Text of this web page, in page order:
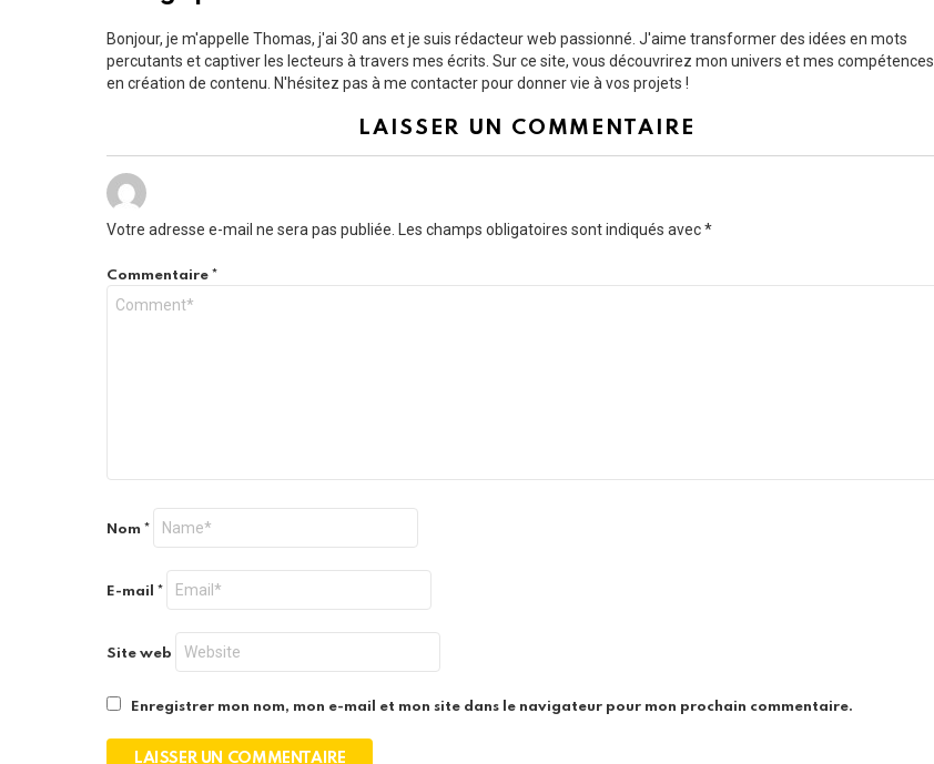
Bonjour, je m'appelle Thomas, j'ai 30 ans et je suis rédacteur web passionné. J'aime transformer des idées en mots
percutants et captiver les lecteurs à travers mes écrits. Sur ce site, vous découvrirez mon univers et mes compétences
en création de contenu. N'hésitez pas à me contacter pour donner vie à vos projets !
LAISSER UN COMMENTAIRE
Votre adresse e-mail ne sera pas publiée. Les champs obligatoires sont indiqués avec*
Commentaire *
Nom *
E-mail *
Site web
Enregistrer mon nom, mon e-mail et mon site dans le navigateur pour mon prochain commentaire.